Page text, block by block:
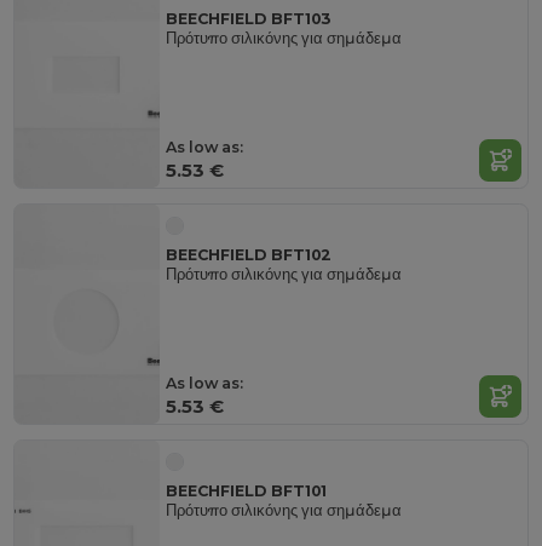
BEECHFIELD BFT103
Πρότυπο σιλικόνης για σημάδεμα
As low as:
5.53 €
BEECHFIELD BFT102
Πρότυπο σιλικόνης για σημάδεμα
As low as:
5.53 €
BEECHFIELD BFT101
Πρότυπο σιλικόνης για σημάδεμα